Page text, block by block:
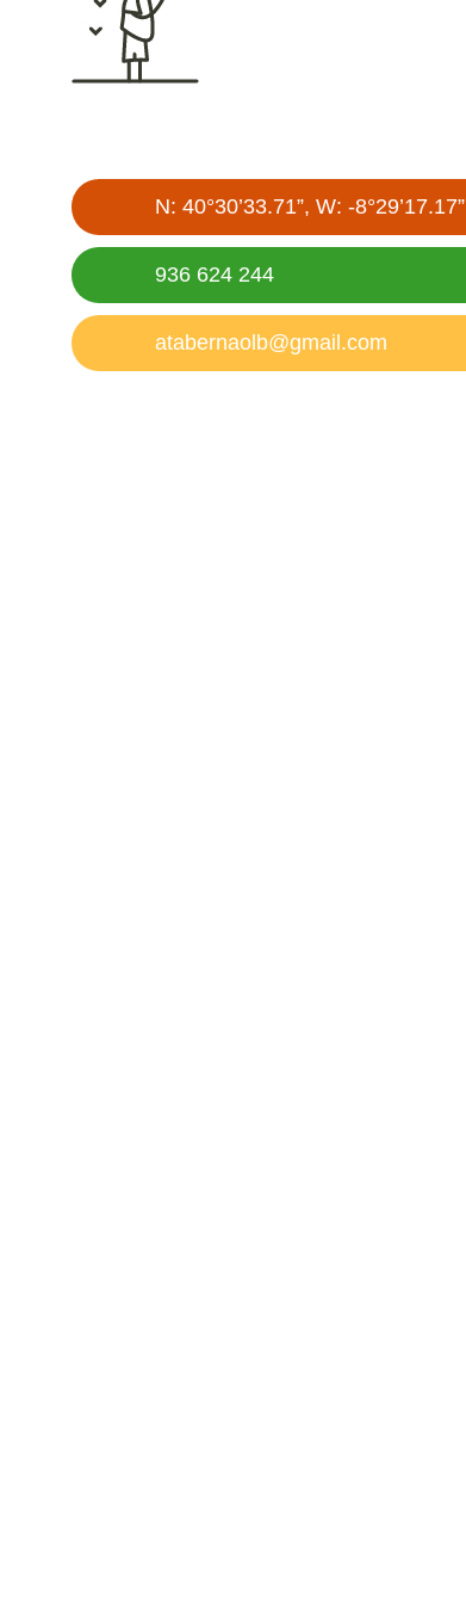
N: 40°30’33.71”, W: -8°29’17.17”
936 624 244
atabernaolb@gmail.com